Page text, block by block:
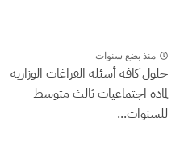
منذ بضع سنوات
حلول كافة أسئلة الفراغات الوزارية
لمادة اجتماعيات ثالث متوسط
للسنوات...